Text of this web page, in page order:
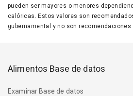
pueden ser mayores o menores
calóricas. Estos valores son
gubernamental y no son recomendaciones
Alimentos Base de datos
Examinar Base de datos